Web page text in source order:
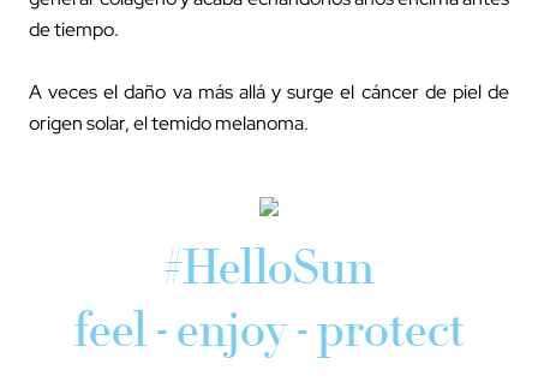
de tiempo.
A veces el daño va más allá y surge el cáncer de piel de
origen solar, el temido melanoma.
#HelloSun
feel - enjoy - protect